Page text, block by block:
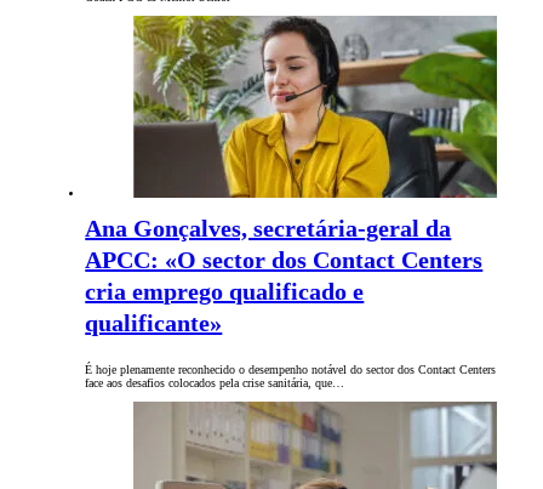
Ana Gonçalves, secretária-geral da
APCC: «O sector dos Contact Centers
cria emprego qualificado e
qualificante»
É hoje plenamente reconhecido o desempenho notável do sector dos Contact Centers
face aos desafios colocados pela crise sanitária, que…